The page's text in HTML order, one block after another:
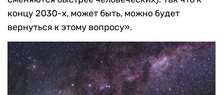
концу 2030-х, может быть, можно будет
вернуться к этому вопросу».